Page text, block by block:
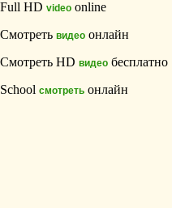
Full HD video online
Смотреть видео онлайн
Смотреть HD видео бесплатно
School смотреть онлайн